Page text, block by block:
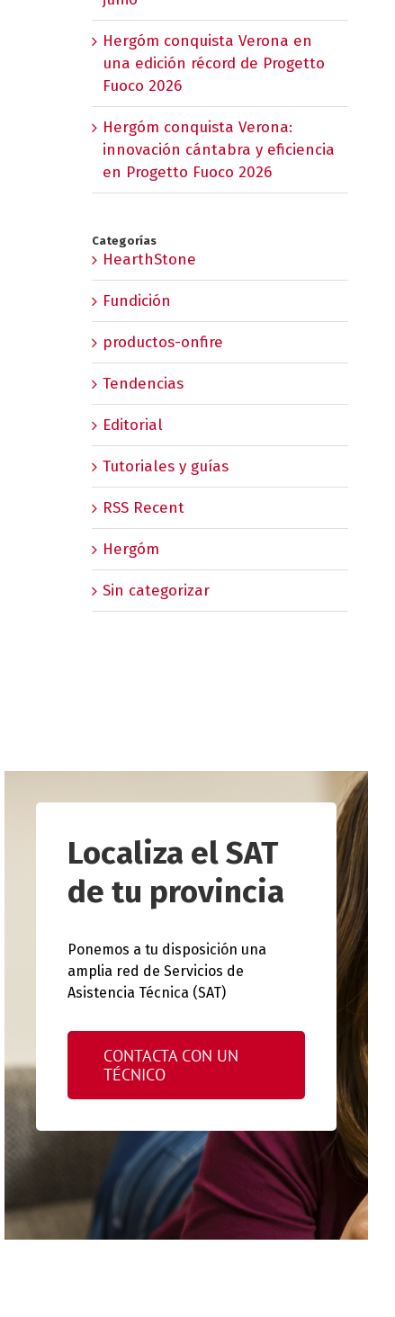
Hergóm conquista Verona en
una edición récord de Progetto
Fuoco 2026
Hergóm conquista Verona:
innovación cántabra y eficiencia
en Progetto Fuoco 2026
Categorías
HearthStone
Fundición
productos-onfire
Tendencias
Editorial
Tutoriales y guías
RSS Recent
Hergóm
Sin categorizar
Localiza el SAT
de tu provincia
Ponemos a tu disposición una
amplia red de Servicios de
Asistencia Técnica (SAT)
CONTACTA CON UN
TÉCNICO